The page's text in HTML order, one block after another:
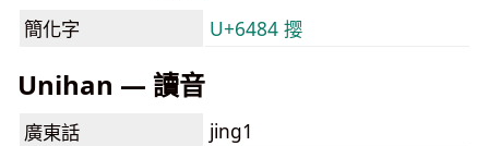
簡化字 U+6484 撄
Unihan — 讀音
廣東話
jing1